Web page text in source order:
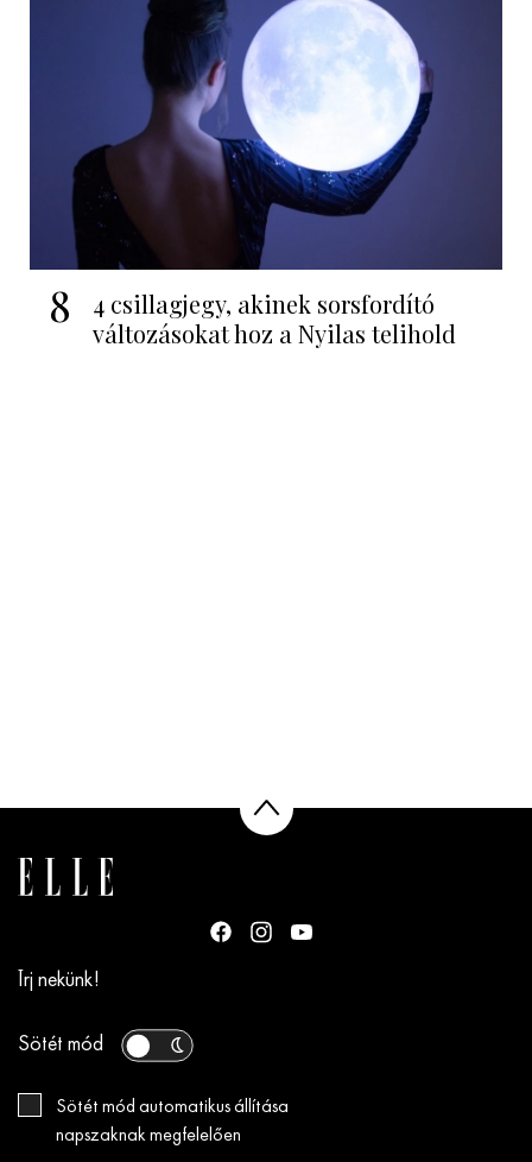
8
4 csillagjegy, akinek sorsfordító
változásokat hoz a Nyilas telihold
Írj nekünk!
Sötét mód
Sötét mód automatikus állítása
napszaknak megfelelően